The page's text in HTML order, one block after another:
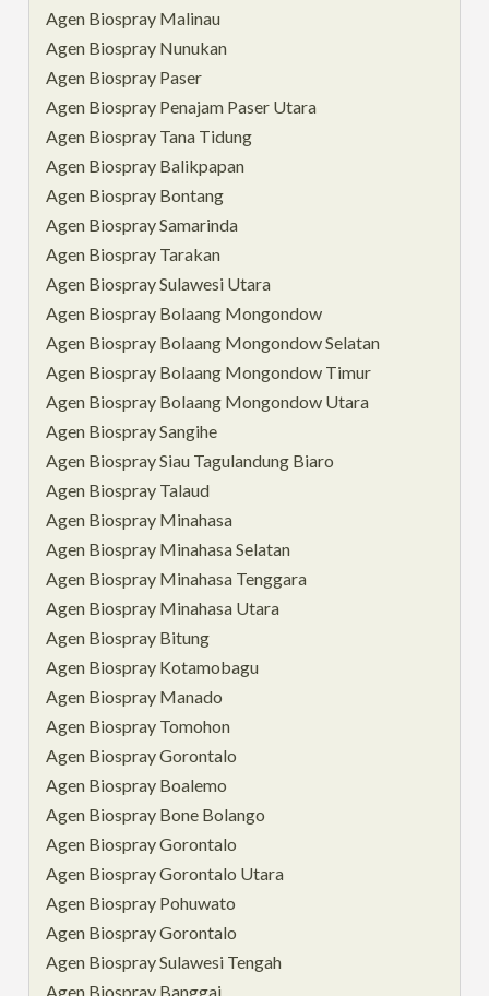
Agen Biospray Malinau
Agen Biospray Nunukan
Agen Biospray Paser
Agen Biospray Penajam Paser Utara
Agen Biospray Tana Tidung
Agen Biospray Balikpapan
Agen Biospray Bontang
Agen Biospray Samarinda
Agen Biospray Tarakan
Agen Biospray Sulawesi Utara
Agen Biospray Bolaang Mongondow
Agen Biospray Bolaang Mongondow Selatan
Agen Biospray Bolaang Mongondow Timur
Agen Biospray Bolaang Mongondow Utara
Agen Biospray Sangihe
Agen Biospray Siau Tagulandung Biaro
Agen Biospray Talaud
Agen Biospray Minahasa
Agen Biospray Minahasa Selatan
Agen Biospray Minahasa Tenggara
Agen Biospray Minahasa Utara
Agen Biospray Bitung
Agen Biospray Kotamobagu
Agen Biospray Manado
Agen Biospray Tomohon
Agen Biospray Gorontalo
Agen Biospray Boalemo
Agen Biospray Bone Bolango
Agen Biospray Gorontalo
Agen Biospray Gorontalo Utara
Agen Biospray Pohuwato
Agen Biospray Gorontalo
Agen Biospray Sulawesi Tengah
Agen Biospray Banggai